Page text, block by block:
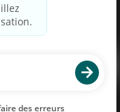
de
Company et est